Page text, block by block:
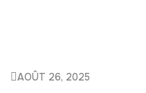
AOÛT 26, 2025